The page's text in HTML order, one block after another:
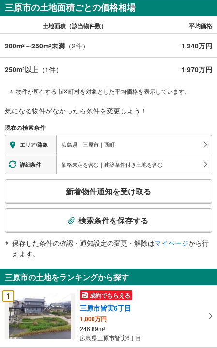
三原市の土地面積ごとの価格相場
土地面積（該当物件数） 平均価格
200m2 ～250m2未満 （2件） 1,240万円
250m2以上 （1件） 1,970万円
物件が所在する市区町村を対象とした平均価格を表示しています。
気になる物件がなかったら条件を変更しよう！
現在の検索条件
エリア/路線 広島県｜三原市｜西町
詳細条件 価格未定を含む｜建築条件付き土地を含む
検
知
を
受
け
取
る
・
新着物件通知を受け取る
検索条件を保存する
保存した条件の確認・通知設定の変更・解除はマイページから行
えます。
三原市の土地をランキングから探す
1
成約でもらえる
三原市皆実6丁目
1,000万円
246.89m2
広島県三原市皆実6丁目